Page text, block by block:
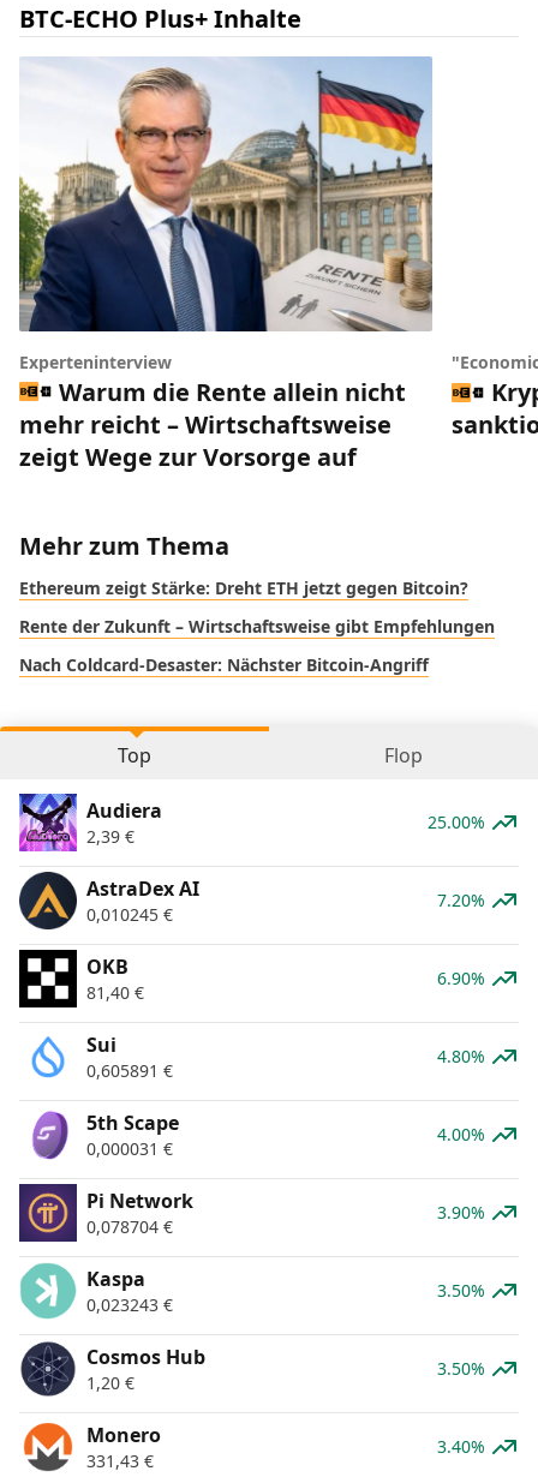
BTC-ECHO Plus+ Inhalte
Experteninterview
Warum die Rente allein nicht
mehr reicht – Wirtschaftsweise
zeigt Wege zur Vorsorge auf
Mehr zum Thema
Ethereum zeigt Stärke: Dreht ETH jetzt gegen Bitcoin?
Rente der Zukunft – Wirtschaftsweise gibt Empfehlungen
Nach Coldcard-Desaster: Nächster Bitcoin-Angriff
Top Flop
Audiera
2,39 €
25.00%
AstraDex AI
0,010245 €
7.20%
OKB
81,40 €
6.90%
Sui
0,605891 €
4.80%
5th Scape
0,000031 €
4.00%
Pi Network
0,078704 €
3.90%
Kaspa
0,023243 €
3.50%
Cosmos Hub
1,20 €
3.50%
Monero
331,43 €
3.40%